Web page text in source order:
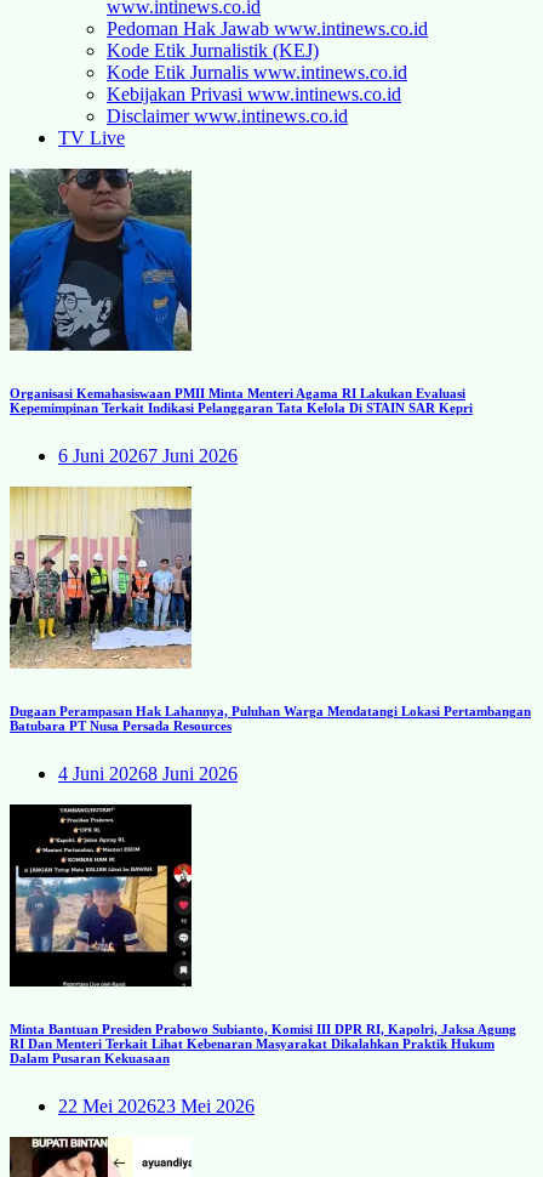
www.intinews.co.id
Pedoman Hak Jawab www.intinews.co.id
Kode Etik Jurnalistik (KEJ)
Kode Etik Jurnalis www.intinews.co.id
Kebijakan Privasi www.intinews.co.id
Disclaimer www.intinews.co.id
TV Live
Organisasi Kemahasiswaan PMII Minta Menteri Agama RI Lakukan Evaluasi
Kepemimpinan Terkait Indikasi Pelanggaran Tata Kelola Di STAIN SAR Kepri
6 Juni 20267 Juni 2026
Dugaan Perampasan Hak Lahannya, Puluhan Warga Mendatangi Lokasi Pertambangan
Batubara PT Nusa Persada Resources
4 Juni 20268 Juni 2026
Minta Bantuan Presiden Prabowo Subianto, Komisi III DPR RI, Kapolri, Jaksa Agung
RI Dan Menteri Terkait Lihat Kebenaran Masyarakat Dikalahkan Praktik Hukum
Dalam Pusaran Kekuasaan
22 Mei 202623 Mei 2026